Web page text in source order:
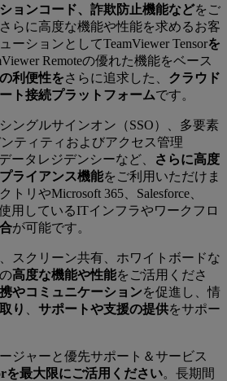
ョンコード、詐欺防止機能などをご
らに高度な機能や性能を求めるお客
ーションとしてTeamViewer Tensorを
Remoteの優れた機能をベース
利便性をさらに追求した、 クラウド
ト接続プラットフォームです。
シングルサインオン（SSO）、多要素
ティティおよびアクセス管理
ータレジデンシーなど、
さらに高度
ライアンス機能をご利用いただけま
リやMicrosoft 365、Salesforce、
用しているITインフラやワークフロ
が可能です。
スクリーン共有、ホワイトボードな
高度な機能や性能をご活用くださ
やコミュニケーションを促進し、情
り サポートや支援の提供をサポー
ジャーと優先サポート＆サービス
を最大限にご活用ください。長期間